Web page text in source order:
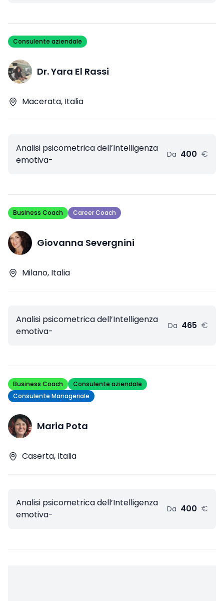
Consulente aziendale
Dr. Yara El Rassi
Macerata, Italia
Analisi psicometrica dell’Intelligenza
emotiva-
Da 400 €
Business Coach Career Coach
Giovanna Severgnini
Milano, Italia
Analisi psicometrica dell’Intelligenza
emotiva-
Da 465 €
Business Coach
Consulente aziendale
Consulente Manageriale
Maria Pota
Caserta, Italia
Analisi psicometrica dell’Intelligenza
emotiva-
Da 400 €